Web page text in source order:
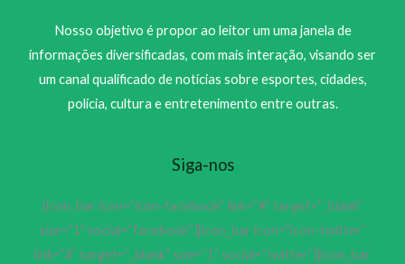
Nosso objetivo é propor ao leitor um uma janela de
informações diversificadas, com mais interação, visando ser
um canal qualificado de notícias sobre esportes, cidades,
polícia, cultura e entretenimento entre outras.
Siga-nos
[icon_bar icon=”icon-facebook” link=”#” target=”_blank”
size=”1″ social=”facebook”][icon_bar icon=”icon-twitter”
link=”#” target=”_blank” size=”1″ social=”twitter”][icon_bar